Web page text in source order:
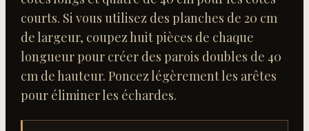
courts. Si vous utilisez des planches de 20 cm
de largeur, coupez huit pièces de chaque
longueur pour créer des parois doubles de 40
cm de hauteur. Poncez légèrement les arêtes
pour éliminer les échardes.